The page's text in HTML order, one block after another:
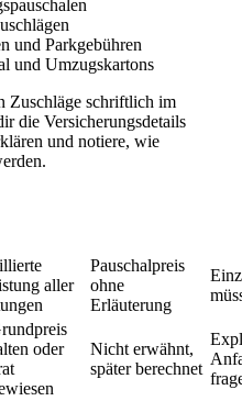
und Parkgebühren
und Umzugskartons
Zuschläge schriftlich im
die Versicherungsdetails
und notiere, wie
aller
Pauschalpreis
ohne
Erläuterung
oder
Nicht erwähnt,
später berechnet